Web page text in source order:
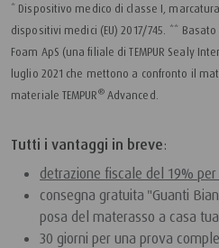
* Dispositivo medico di classe I,
dispositivi medici (EU) 2017/745. **
Foam ApS (una filiale di TEMPUR Sealy
luglio 2021 che mettono a confronto il
materiale TEMPUR®Advanced.
Tutti i vantaggi in breve:
detrazione fiscale del 19%
consegna gratuita "Guanti
posa del materasso a casa
30 giorni per una prova